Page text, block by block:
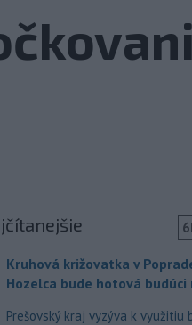
Kruhová križovatka v
Hozelca bude hotová budúci
Prešovský kraj vyzýva k využitiu